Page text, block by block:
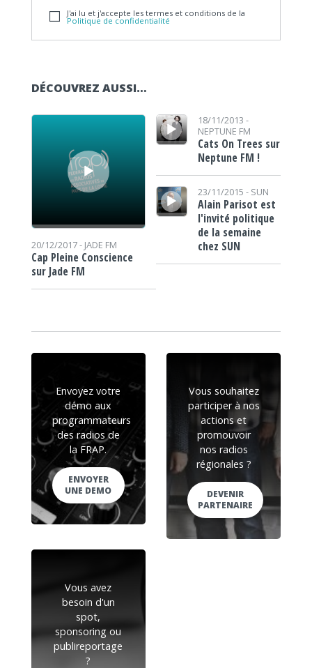
J'ai lu et j'accepte les termes et conditions de la
Politique de confidentialité
DÉCOUVREZ AUSSI…
Lecteur audio
20/12/2017 - JADE FM
Cap Pleine Conscience
sur Jade FM
Lecteur audio18/11/2013 -
NEPTUNE FM
Cats On Trees sur
Neptune FM !
Lecteur audio
23/11/2015 - SUN
Alain Parisot est
l'invité politique
de la semaine
chez SUN
Envoyez votre
démo aux
programmateurs
des radios de
la FRAP.
ENVOYER
UNE DEMO
Vous souhaitez
participer à nos
actions et
promouvoir
nos radios
régionales ?
DEVENIR
PARTENAIRE
Vous avez
besoin d'un
spot,
sponsoring ou
publireportage
?